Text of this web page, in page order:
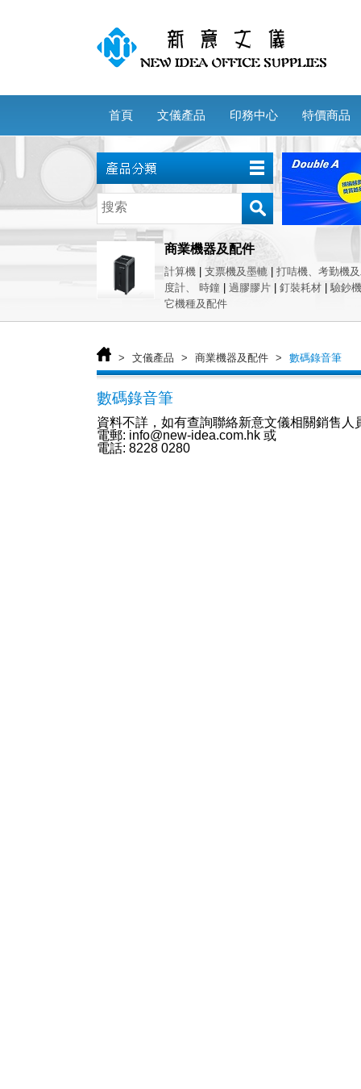
首頁 文儀產品 印務中心 特價商品
商業機器及配件
計算機 支票機及墨轆
打咭機、考勤機
度計、 時鐘
過膠膠片 釘裝耗材
驗鈔
它機種及配件
> 文儀產品 > 商業機器及配件 > 數碼錄音筆
數碼錄音筆
資料不詳，如有查詢聯絡新意文儀相關銷售人
電郵: info@new-idea.com.hk 或
電話: 8228 0280